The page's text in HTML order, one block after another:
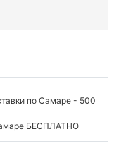
по Самаре - 500
БЕСПЛАТНО